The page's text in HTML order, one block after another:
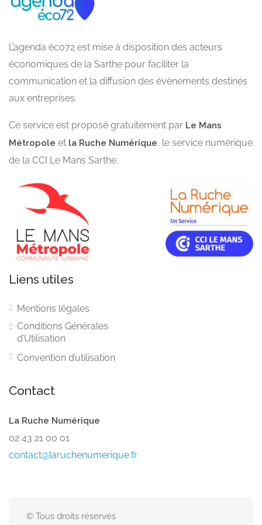
L’agenda éco72 est mise à disposition des acteurs
économiques de la Sarthe pour faciliter la
communication et la diffusion des évènements destinés
aux entreprises.
Ce service est proposé gratuitement par Le Mans
Métropole et la Ruche Numérique, le service numérique
de la CCI Le Mans Sarthe.
Liens utiles
Mentions légales
Conditions Générales
d’Utilisation
Convention d’utilisation
Contact
La Ruche Numérique
02 43 21 00 01
contact@laruchenumerique.fr
© Tous droits réservés